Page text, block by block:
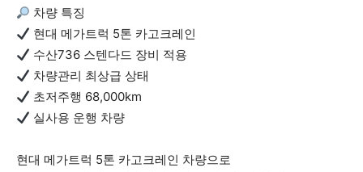
차량 특징
현대 메가트럭 5톤 카고크레인
수산736 스텐다드 장비 적용
차량관리 최상급 상태
초저주행 68,000km
실사용 운행 차량
현대 메가트럭 5톤 카고크레인 차량으로